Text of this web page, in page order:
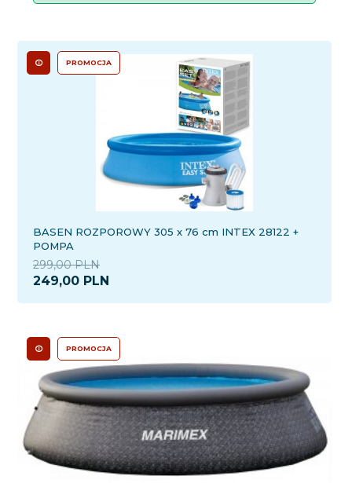
PROMOCJA
BASEN ROZPOROWY 305 x 76 cm INTEX 28122 +
POMPA
249,00 PLN
299,00 PLN
PROMOCJA